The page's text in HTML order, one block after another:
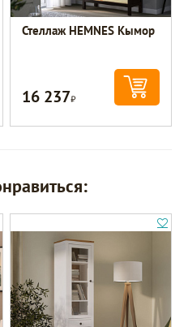
Стеллаж HEMNES Кымор
16 237Р